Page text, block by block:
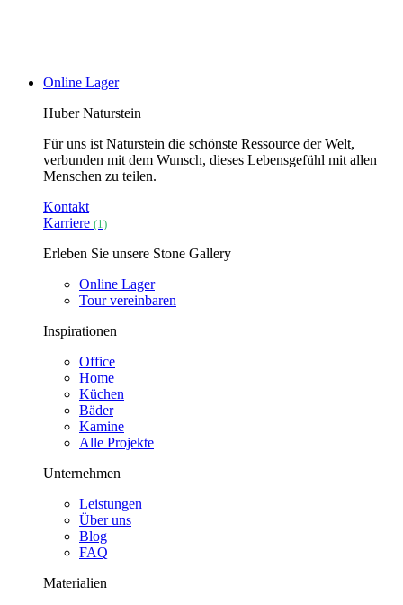
Online Lager
Huber Naturstein
Für uns ist Naturstein die schönste Ressource der Welt,
verbunden mit dem Wunsch, dieses Lebensgefühl mit allen
Menschen zu teilen.
Kontakt
Karriere (1)
Erleben Sie unsere Stone Gallery
Online Lager
Tour vereinbaren
Inspirationen
Office
Home
Küchen
Bäder
Kamine
Alle Projekte
Unternehmen
Leistungen
Über uns
Blog
FAQ
Materialien